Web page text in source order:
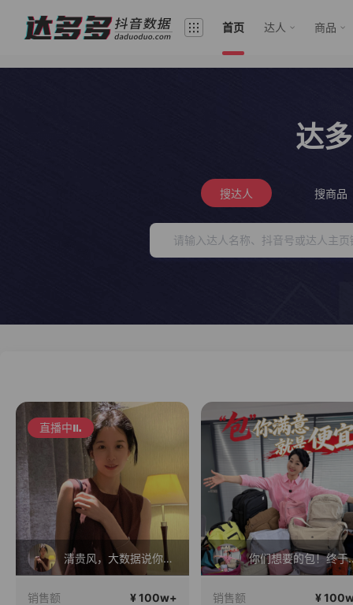
首页 达人 商品
达
搜达人 搜商品
直播中
清贵风，大数据说你很有审美
销售额 ¥ 100w+
你们想要
销售额 ¥